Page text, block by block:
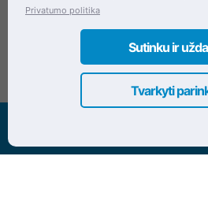
MB PETHOMEPEOPLE
Įmonės kodas: 305695822
Visos teisės saugomos
Privatumo politika
Tvarkyti
Sutinku ir